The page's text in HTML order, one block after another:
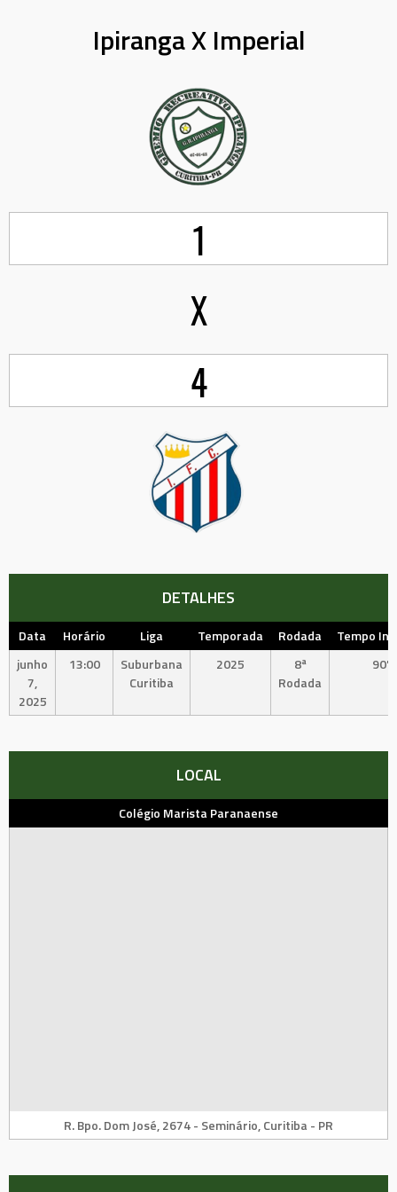
Ipiranga X Imperial
1
X
4
DETALHES
Data Horário Liga Temporada Rodada
Tempo
junho
7,
2025
13:00
Suburbana
Curitiba
2025
8ª
Rodada
90'
LOCAL
Colégio Marista Paranaense
R. Bpo. Dom José, 2674 - Seminário, Curitiba - PR